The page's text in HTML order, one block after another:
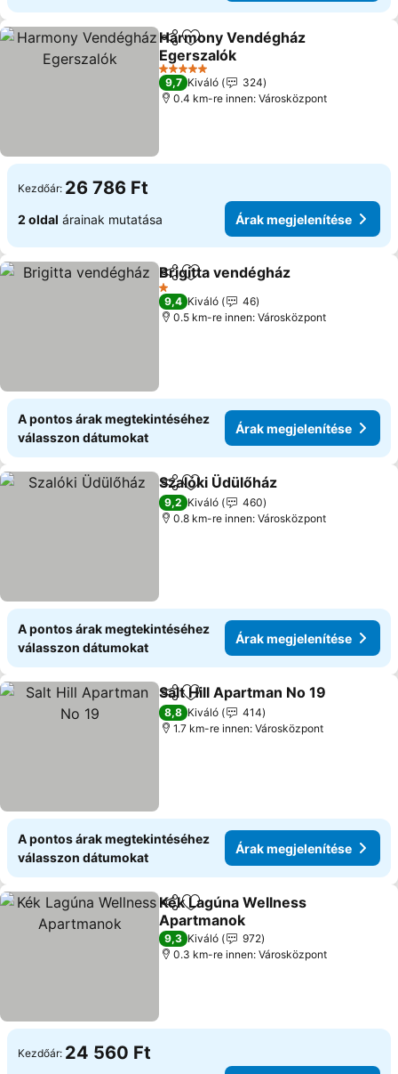
Megosztás
Hozzáadás a kedvencekhez
Harmony Vendégház
Egerszalók
5 Kategória
9,7 Kiváló
324
0.4 km-re innen: Városközpont
Kezdőár: 26 786 Ft
2 oldal árainak mutatása Árak megjelenítése
Megosztás
Hozzáadás a kedvencekhez
Brigitta vendégház
1 Kategória
9,4 Kiváló
46
0.5 km-re innen: Városközpont
A pontos árak megtekintéséhez
válasszon dátumokat
Árak megjelenítése
Megosztás
Hozzáadás a kedvencekhez
Szalóki Üdülőház
9,2 Kiváló
460
0.8 km-re innen: Városközpont
A pontos árak megtekintéséhez
válasszon dátumokat
Árak megjelenítése
Megosztás
Hozzáadás a kedvencekhez
Salt Hill Apartman No 19
8,8 Kiváló
414
1.7 km-re innen: Városközpont
A pontos árak megtekintéséhez
válasszon dátumokat
Árak megjelenítése
Megosztás
Hozzáadás a kedvencekhez
Kék Lagúna Wellness
Apartmanok
9,3 Kiváló
972
0.3 km-re innen: Városközpont
Kezdőár: 24 560 Ft